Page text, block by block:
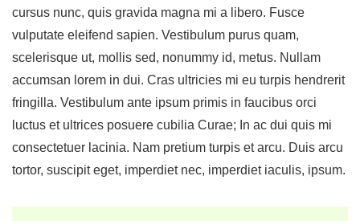
cursus nunc, quis gravida magna mi a libero. Fusce
vulputate eleifend sapien. Vestibulum purus quam,
scelerisque ut, mollis sed, nonummy id, metus. Nullam
accumsan lorem in dui. Cras ultricies mi eu turpis hendrerit
fringilla. Vestibulum ante ipsum primis in faucibus orci
luctus et ultrices posuere cubilia Curae; In ac dui quis mi
consectetuer lacinia. Nam pretium turpis et arcu. Duis arcu
tortor, suscipit eget, imperdiet nec, imperdiet iaculis, ipsum.